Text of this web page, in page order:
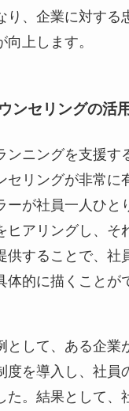
り、企業に対する
上します。
ンセリングの活用
ンニングを支援す
セリングが非常に
ーが社員一人ひと
ヒアリングし、そ
供することで、社
体的に描くことが
として、ある企業
度を導入し、社員
た。結果として、